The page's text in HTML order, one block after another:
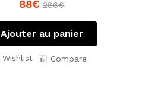
88€ 286€
Ajouter au panier
Wishlist Compare